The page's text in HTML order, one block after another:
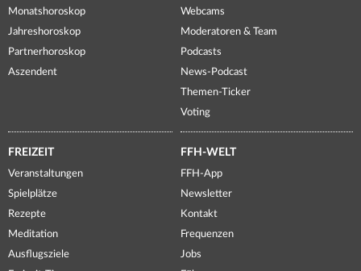
Monatshoroskop
Jahreshoroskop
Partnerhoroskop
Aszendent
Webcams
Moderatoren & Team
Podcasts
News-Podcast
Themen-Ticker
Voting
FREIZEIT
Veranstaltungen
Spielplätze
Rezepte
Meditation
Ausflugsziele
FFH-WELT
FFH-App
Newsletter
Kontakt
Frequenzen
Jobs